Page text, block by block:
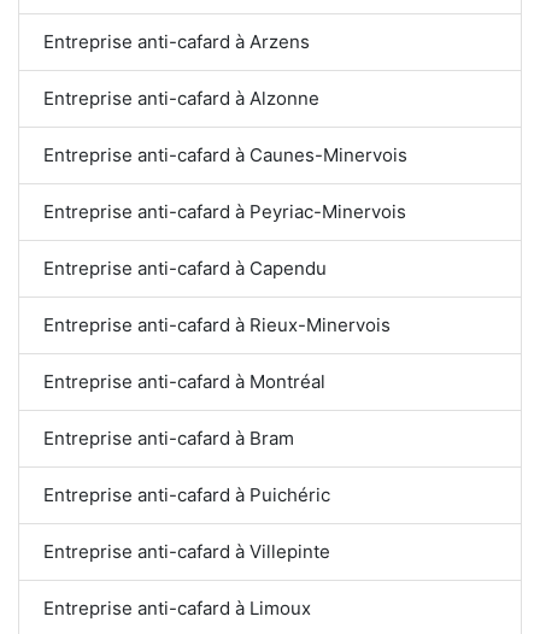
Entreprise anti-cafard à Arzens
Entreprise anti-cafard à Alzonne
Entreprise anti-cafard à Caunes-Minervois
Entreprise anti-cafard à Peyriac-Minervois
Entreprise anti-cafard à Capendu
Entreprise anti-cafard à Rieux-Minervois
Entreprise anti-cafard à Montréal
Entreprise anti-cafard à Bram
Entreprise anti-cafard à Puichéric
Entreprise anti-cafard à Villepinte
Entreprise anti-cafard à Limoux